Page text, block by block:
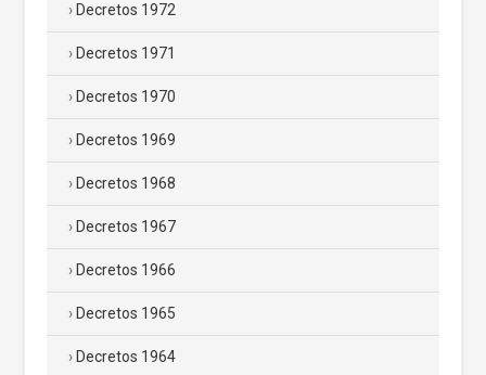
Decretos 1972
Decretos 1971
Decretos 1970
Decretos 1969
Decretos 1968
Decretos 1967
Decretos 1966
Decretos 1965
Decretos 1964